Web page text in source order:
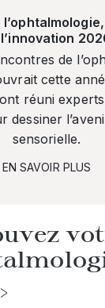
de
cette
réuni
dessiner
sensorielle.
EN SAVOIR PLUS